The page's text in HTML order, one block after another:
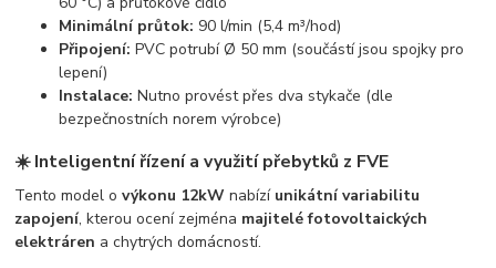
Minimální průtok: 90 l/min (5,4 m³/hod)
Připojení: PVC potrubí Ø 50 mm (součástí jsou spojky pro
lepení)
Instalace: Nutno provést přes dva stykače (dle
bezpečnostních norem výrobce)
☀️ Inteligentní řízení a využití přebytků z FVE
Tento model ovýkonu 12kW nabízí unikátní variabilitu
zapojení, kterou ocení zejména majitelé fotovoltaických
elektráren a chytrých domácností.